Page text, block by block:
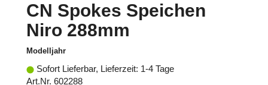
CN Spokes Speichen
Niro 288mm
Modelljahr
Sofort Lieferbar, Lieferzeit: 1-4 Tage
Art.Nr. 602288